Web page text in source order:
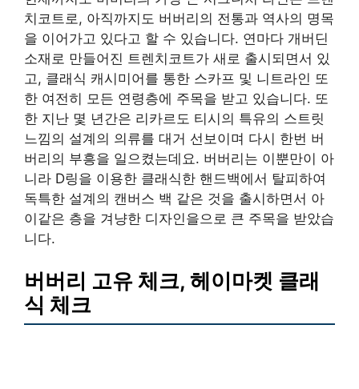
치코트로, 아직까지도 버버리의 전통과 역사의 명목
을 이어가고 있다고 할 수 있습니다. 연마다 개버딘
소재로 만들어진 트렌치코트가 새로 출시되면서 있
고, 클래식 캐시미어를 통한 스카프 및 니트라인 또
한 여전히 모든 연령층에 주목을 받고 있습니다. 또
한 지난 몇 년간은 리카르도 티시의 특유의 스트릿
느낌의 설계의 의류를 대거 선보이며 다시 한번 버
버리의 부흥을 일으켰는데요. 버버리는 이뿐만이 아
니라 D링을 이용한 클래식한 핸드백에서 탈피하여
독특한 설계의 캔버스 백 같은 것을 출시하면서 아
이같은 층을 겨냥한 디자인을으로 큰 주목을 받았습
니다.
버버리 고유 체크, 헤이마켓 클래
식 체크